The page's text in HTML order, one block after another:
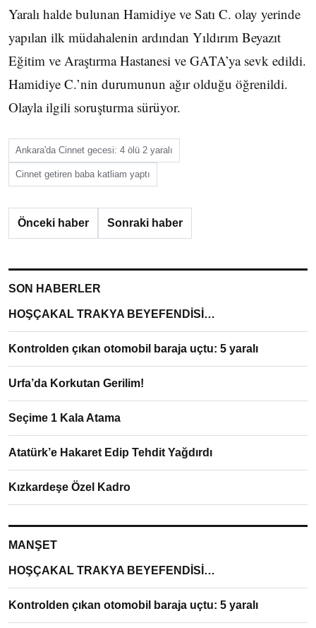
Yaralı halde bulunan Hamidiye ve Satı C. olay yerinde
yapılan ilk müdahalenin ardından Yıldırım Beyazıt
Eğitim ve Araştırma Hastanesi ve GATA’ya sevk edildi.
Hamidiye C.’nin durumunun ağır olduğu öğrenildi.
Olayla ilgili soruşturma sürüyor.
Ankara'da Cinnet gecesi: 4 ölü 2 yaralı
Cinnet getiren baba katliam yaptı
Önceki haber Sonraki haber
SON HABERLER
HOŞÇAKAL TRAKYA BEYEFENDİSİ…
Kontrolden çıkan otomobil baraja uçtu: 5 yaralı
Urfa’da Korkutan Gerilim!
Seçime 1 Kala Atama
Atatürk’e Hakaret Edip Tehdit Yağdırdı
Kızkardeşe Özel Kadro
MANŞET
HOŞÇAKAL TRAKYA BEYEFENDİSİ…
Kontrolden çıkan otomobil baraja uçtu: 5 yaralı